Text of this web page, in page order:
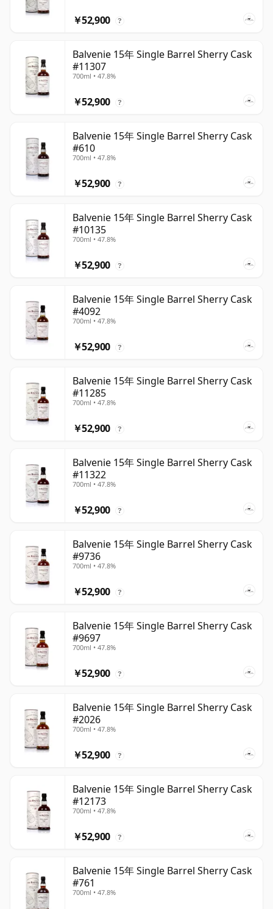
￥52,900 ?
Balvenie 15年 Single Barrel Sherry Cask
#11307
700ml • 47.8%
￥52,900 ?
Balvenie 15年 Single Barrel Sherry Cask
#610
700ml • 47.8%
￥52,900 ?
Balvenie 15年 Single Barrel Sherry Cask
#10135
700ml • 47.8%
￥52,900 ?
Balvenie 15年 Single Barrel Sherry Cask
#4092
700ml • 47.8%
￥52,900 ?
Balvenie 15年 Single Barrel Sherry Cask
#11285
700ml • 47.8%
￥52,900 ?
Balvenie 15年 Single Barrel Sherry Cask
#11322
700ml • 47.8%
￥52,900 ?
Balvenie 15年 Single Barrel Sherry Cask
#9736
700ml • 47.8%
￥52,900 ?
Balvenie 15年 Single Barrel Sherry Cask
#9697
700ml • 47.8%
￥52,900 ?
Balvenie 15年 Single Barrel Sherry Cask
#2026
700ml • 47.8%
￥52,900 ?
Balvenie 15年 Single Barrel Sherry Cask
#12173
700ml • 47.8%
￥52,900 ?
Balvenie 15年 Single Barrel Sherry Cask
#761
700ml • 47.8%